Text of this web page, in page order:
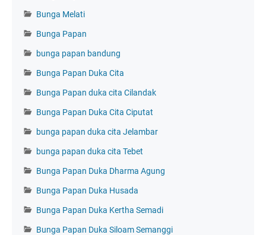
Bunga Melati
Bunga Papan
bunga papan bandung
Bunga Papan Duka Cita
Bunga Papan duka cita Cilandak
Bunga Papan Duka Cita Ciputat
bunga papan duka cita Jelambar
bunga papan duka cita Tebet
Bunga Papan Duka Dharma Agung
Bunga Papan Duka Husada
Bunga Papan Duka Kertha Semadi
Bunga Papan Duka Siloam Semanggi